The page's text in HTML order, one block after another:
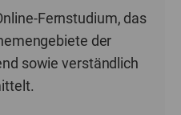
Fernstudium, das
der
sowie verständlich